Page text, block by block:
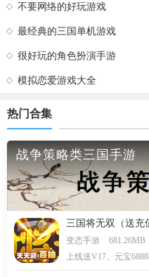
不要网络的好玩游戏
最经典的三国单机游戏
很好玩的角色扮演手游
模拟恋爱游戏大全
热门合集
战争策略类三国手游
三国将无双（送充
变态手游
681.26MB
上线送V17、元宝